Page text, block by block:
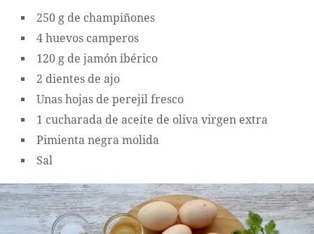
250 g de champiñones
4 huevos camperos
120 g de jamón ibérico
2 dientes de ajo
Unas hojas de perejil fresco
1 cucharada de aceite de oliva virgen extra
Pimienta negra molida
Sal